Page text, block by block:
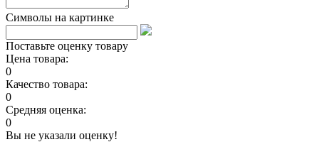
Символы на картинке
Поставьте оценку товару
Цена товара:
0
Качество товара:
0
Средняя оценка:
0
Вы не указали оценку!